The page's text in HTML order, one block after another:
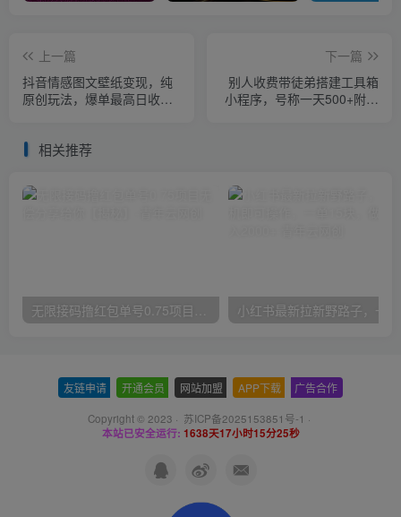
上一篇
抖音情感图文壁纸变现，纯
原创玩法，爆单最高日收益
下一篇
别人收费带徒弟搭建工具箱
小程序，号称一天500+附带
相关推荐
无限接码撸红包单号0.75项目无偿分享给你【揭秘】
友链申请 开通会员 网站加盟 APP下载 广告合作
Copyright © 2023 · 苏ICP备2025153851号-1 ·
本站已安全运行: 1638天17小时15分25秒